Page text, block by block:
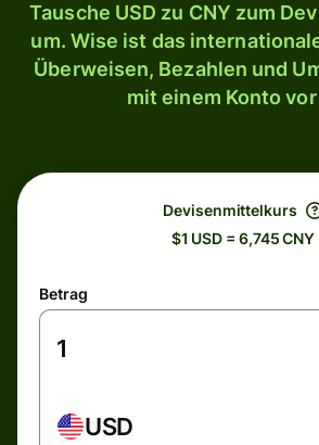
Tausche USD zu CNY zum
um. Wise ist das
Überweisen, Bezahlen und
mit einem Konto
Devisenmittelkurs
$1 USD = 6,745 CNY
Betrag
USD